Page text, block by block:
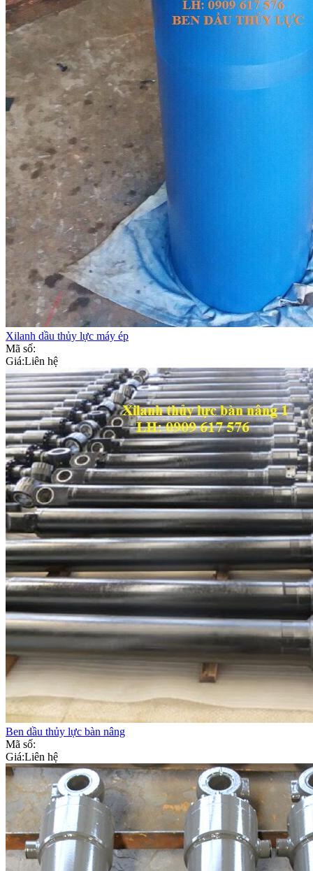
Xilanh dầu thủy lực máy ép
Mã số:
Giá:Liên hệ
Ben dầu thủy lực bàn nâng
Mã số:
Giá:Liên hệ